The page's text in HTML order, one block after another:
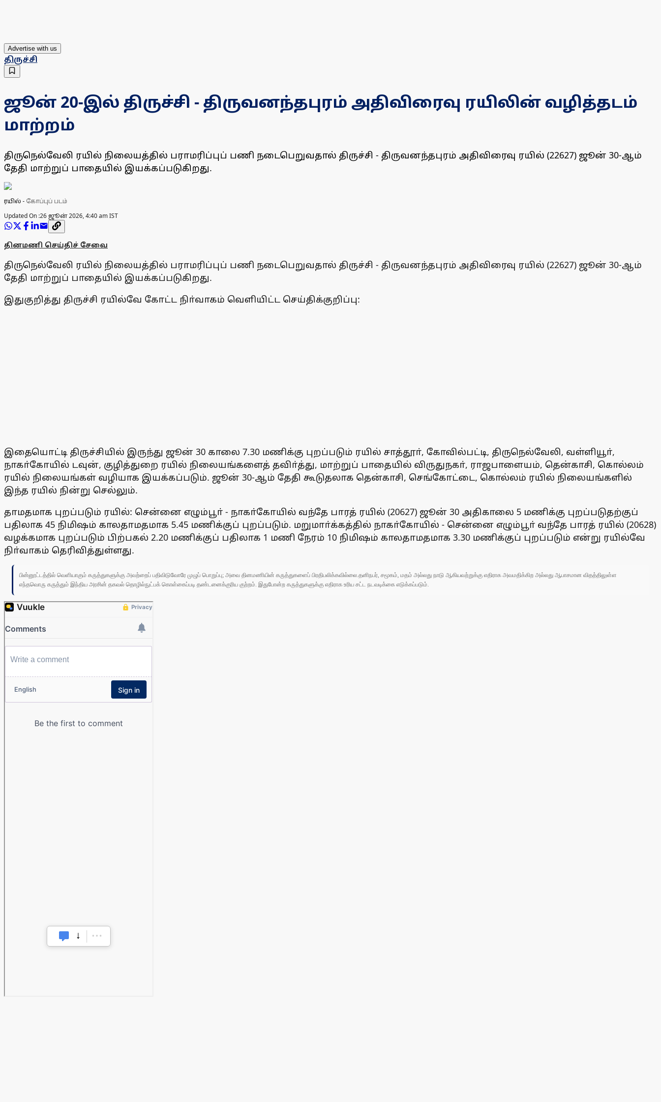
Advertise with us
திருச்சி
ஜூன் 20-இல் திருச்சி - திருவனந்தபுரம் அதிவிரைவு ரயிலின் வழித்தடம்
மாற்றம்
திருநெல்வேலி ரயில் நிலையத்தில் பராமரிப்புப் பணி நடைபெறுவதால் திருச்சி - திருவனந்தபுரம் அதிவிரைவு ரயில் (22627) ஜூன் 30-ஆம்
தேதி மாற்றுப் பாதையில் இயக்கப்படுகிறது.
ரயில் - கோப்புப் படம்
Updated On :26 ஜூன் 2026, 4:40 am IST
தினமணி செய்திச் சேவை
திருநெல்வேலி ரயில் நிலையத்தில் பராமரிப்புப் பணி நடைபெறுவதால் திருச்சி - திருவனந்தபுரம் அதிவிரைவு ரயில் (22627) ஜூன் 30-ஆம்
தேதி மாற்றுப் பாதையில் இயக்கப்படுகிறது.
இதுகுறித்து திருச்சி ரயில்வே கோட்ட நிா்வாகம் வெளியிட்ட செய்திக்குறிப்பு:
இதையொட்டி திருச்சியில் இருந்து ஜூன் 30 காலை 7.30 மணிக்கு புறப்படும் ரயில் சாத்தூா், கோவில்பட்டி, திருநெல்வேலி, வள்ளியூா்,
நாகா்கோயில் டவுன், குழித்துறை ரயில் நிலையங்களைத் தவிா்த்து, மாற்றுப் பாதையில் விருதுநகா், ராஜபாளையம், தென்காசி, கொல்லம்
ரயில் நிலையங்கள் வழியாக இயக்கப்படும். ஜூன் 30-ஆம் தேதி கூடுதலாக தென்காசி, செங்கோட்டை, கொல்லம் ரயில் நிலையங்களில்
இந்த ரயில் நின்று செல்லும்.
தாமதமாக புறப்படும் ரயில்: சென்னை எழும்பூா் - நாகா்கோயில் வந்தே பாரத் ரயில் (20627) ஜூன் 30 அதிகாலை 5 மணிக்கு புறப்படுதற்குப்
பதிலாக 45 நிமிஷம் காலதாமதமாக 5.45 மணிக்குப் புறப்படும். மறுமாா்க்கத்தில் நாகா்கோயில் - சென்னை எழும்பூா் வந்தே பாரத் ரயில் (20628)
வழக்கமாக புறப்படும் பிற்பகல் 2.20 மணிக்குப் பதிலாக 1 மணி நேரம் 10 நிமிஷம் காலதாமதமாக 3.30 மணிக்குப் புறப்படும் என்று ரயில்வே
நிா்வாகம் தெரிவித்துள்ளது.
பின்னூட்டத்தில் வெளியாகும் கருத்துகளுக்கு அவற்றைப் பதிவிடுவோரே முழுப் பொறுப்பு; அவை தினமணியின் கருத்துகளைப் பிரதிபலிக்கவில்லை.தனிநபர், சமூகம், மதம் அல்லது நாடு ஆகியவற்றுக்கு எதிராக அவமதிக்கிற அல்லது ஆபாசமான விதத்திலுள்ள
எந்தவொரு கருத்தும் இந்திய அரசின் தகவல் தொழில்நுட்பக் கொள்கைப்படி தண்டனைக்குரிய குற்றம். இதுபோன்ற கருத்துகளுக்கு எதிராக உரிய சட்ட நடவடிக்கை எடுக்கப்படும்.